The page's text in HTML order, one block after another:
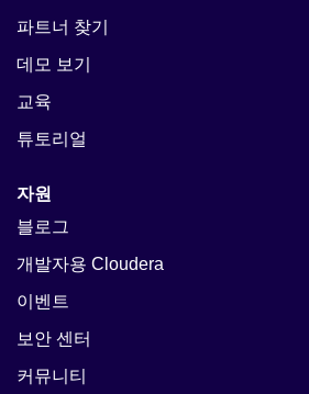
파트너 찾기
데모 보기
교육
튜토리얼
자원
블로그
개발자용 Cloudera
이벤트
보안 센터
커뮤니티